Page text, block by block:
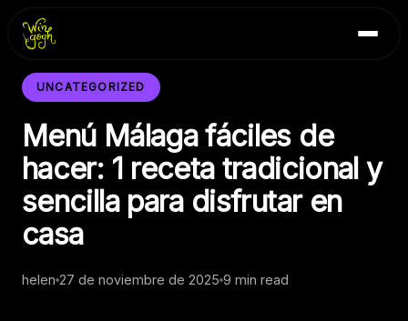
Inicio
Blog
Contacto
UNCATEGORIZED
Menú Málaga fáciles de
hacer: 1 receta tradicional y
sencilla para disfrutar en
casa
helen 27 de noviembre de 2025 9 min read